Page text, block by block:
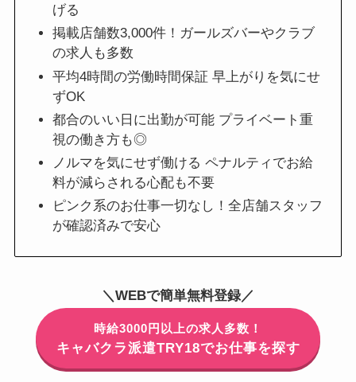
げる
掲載店舗数3,000件！ガールズバーやクラブ
の求人も多数
平均4時間の労働時間保証 早上がりを気にせ
ずOK
都合のいい日に出勤が可能 プライベート重
視の働き方も◎
ノルマを気にせず働ける ペナルティでお給
料が減らされる心配も不要
ピンク系のお仕事一切なし！全店舗スタッフ
が確認済みで安心
＼WEBで簡単無料登録／
時給3000円以上の求人多数！
キャバクラ派遣TRY18でお仕事を探す